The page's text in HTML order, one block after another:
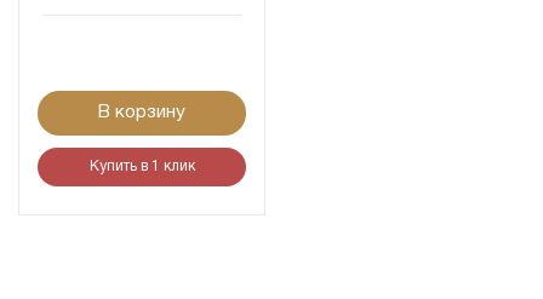
В корзину
Купить в 1 клик